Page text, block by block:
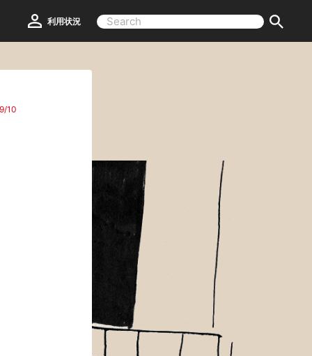
利用状況
10